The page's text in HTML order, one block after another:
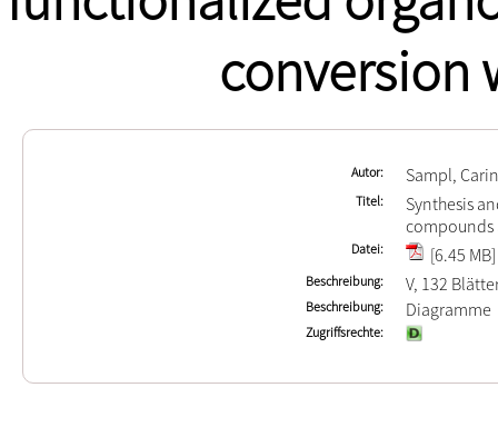
conversion
Autor Sampl,
Titel
Synthesis
compounds
Datei [6.45 MB]
Beschreibung V, 132
Beschreibung Diagramme
Zugriffsrechte